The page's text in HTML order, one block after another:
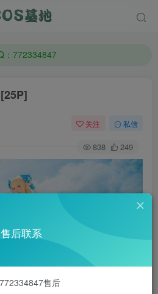
天佳》，实时查看最新站点。
：772334847
关注 私信
838 249
售后联系
售后